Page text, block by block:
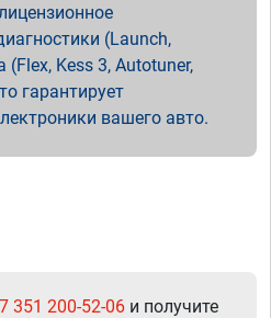
(Launch,
Kess 3, Autotuner,
гарантирует
вашего авто.
351 200-52-06 и получите